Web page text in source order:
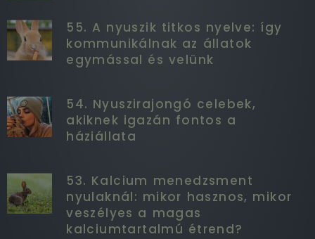
55. A nyuszik titkos nyelve: így
kommunikálnak az állatok
egymással és velünk
54. Nyuszirajongó celebek,
akiknek igazán fontos a
háziállata
53. Kalcium menedzsment
nyulaknál: mikor hasznos, mikor
veszélyes a magas
kalciumtartalmú étrend?